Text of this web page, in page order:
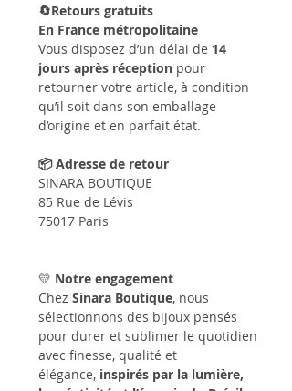
🔄Retours gratuits
En France métropolitaine
Vous disposez d’un délai de 14
jours après réception pour
retourner votre article, à condition
qu’il soit dans son emballage
d’origine et en parfait état.
📦 Adresse de retour
SINARA BOUTIQUE
85 Rue de Lévis
75017 Paris
💛 Notre engagement
Chez Sinara Boutique, nous
sélectionnons des bijoux pensés
pour durer et sublimer le quotidien
avec finesse, qualité et
élégance, inspirés par la lumière,